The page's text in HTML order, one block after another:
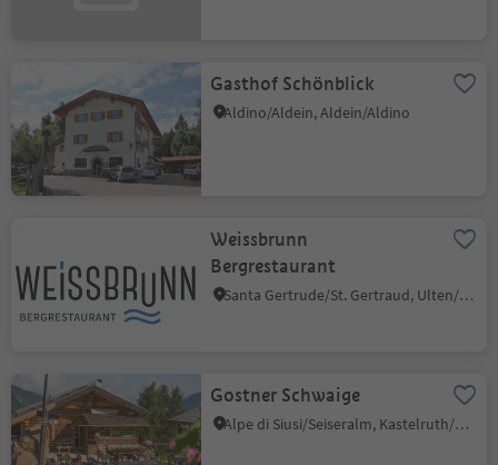
Gasthof Schönblick
Aldino/Aldein, Aldein/Aldino
Weissbrunn
Bergrestaurant
Santa Gertrude/St. Gertraud, Ulten/Ultimo, Meran/Merano and environs
Gostner Schwaige
Alpe di Siusi/Seiseralm, Kastelruth/Castelrotto, Dolomites Region Seiser Alm